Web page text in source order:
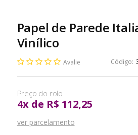
Papel de Parede
Vinílico
Avalie
4xde R$ 112,25
ver parcelamento